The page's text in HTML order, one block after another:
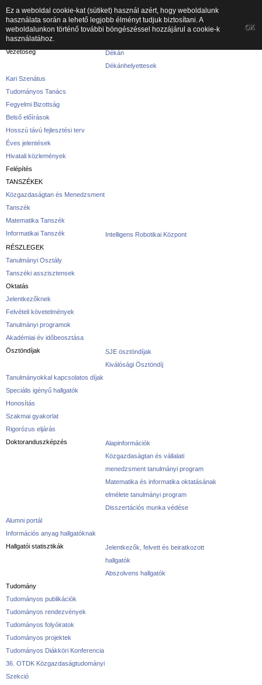
A kar
A karról
Vezetőség
Dékán
Dékánhelyettesek
Kari Szenátus
Tudományos Tanács
Fegyelmi Bizottság
Belső előírások
Hosszú távú fejlesztési terv
Éves jelentések
Hivatali közlemények
Felépítés
TANSZÉKEK
Közgazdaságtan és Menedzsment
Tanszék
Matematika Tanszék
Informatikai Tanszék
Intelligens Robotikai Központ
RÉSZLEGEK
Tanulmányi Osztály
Tanszéki asszisztensek
Oktatás
Jelentkezőknek
Felvételi követelmények
Tanulmányi programok
Akadémiai év időbeosztása
Ösztöndíjak
SJE ösztöndíjak
Kiválósági Ösztöndíj
Tanulmányokkal kapcsolatos díjak
Speciális igényű hallgatók
Honosítás
Szakmai gyakorlat
Rigorózus eljárás
Doktoranduszképzés
Alapinformációk
Közgazdaságtan és vállalati
menedzsment tanulmányi program
Matematika és informatika oktatásának
elmélete tanulmányi program
Disszertációs munka védése
Alumni portál
Információs anyag hallgatóknak
Hallgatói statisztikák
Jelentkezők, felvett és beiratkozott
hallgatók
Abszolvens hallgatók
Tudomány
Tudományos publikációk
Tudományos rendezvények
Tudományos folyóiratok
Tudományos projektek
Tudományos Diákköri Konferencia
36. OTDK Közgazdaságtudományi
Szekció
Ez a weboldal cookie-kat (sütiket) használ azért, hogy weboldalunk
használata során a lehető legjobb élményt tudjuk biztosítani. A
weboldalunkon történő további böngészéssel hozzájárul a cookie-k
használatához.
OK